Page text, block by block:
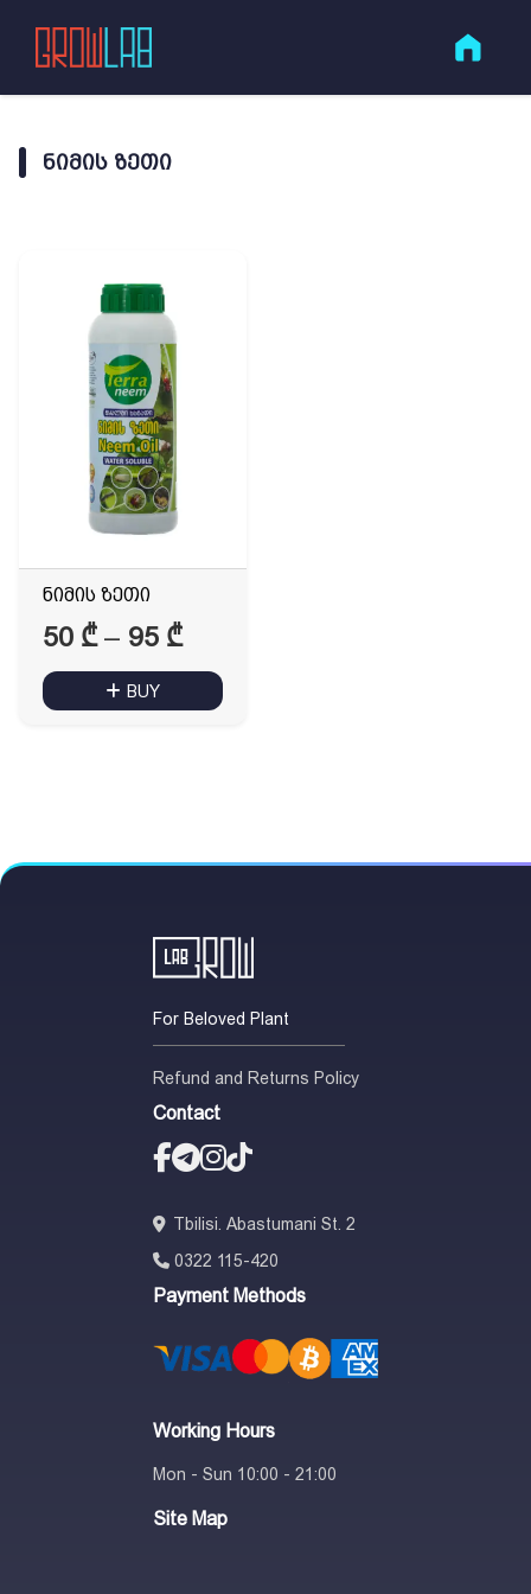
ᲜᲘᲛᲘᲡ ᲖᲔᲗᲘ
ნიმის ზეთი
50 ₾ – 95 ₾Price
range:
BUY
For Beloved Plant
Refund and Returns Policy
Contact
Tbilisi. Abastumani St. 2
0322 115-420
Payment Methods
Working Hours
Mon - Sun 10:00 - 21:00
Site Map